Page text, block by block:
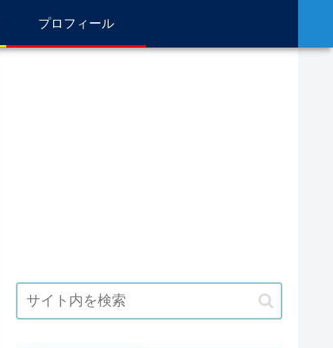
プロフィール